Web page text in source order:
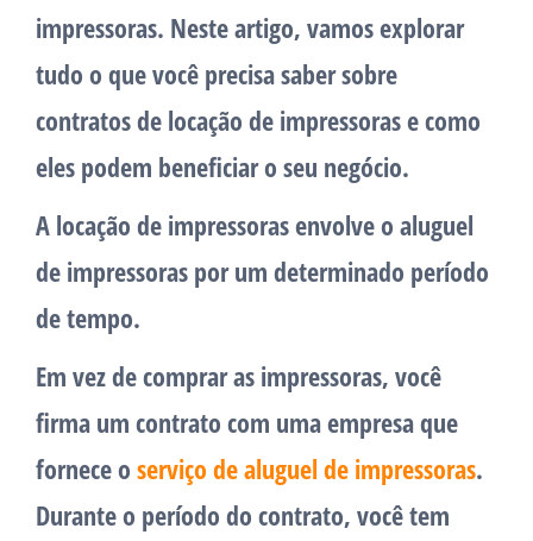
impressoras. Neste artigo, vamos explorar
tudo o que você precisa saber sobre
contratos de locação de impressoras e como
eles podem beneficiar o seu negócio.
A locação de impressoras envolve o aluguel
de impressoras por um determinado período
de tempo.
Em vez de comprar as impressoras, você
firma um contrato com uma empresa que
fornece o serviço de aluguel de impressoras.
Durante o período do contrato, você tem